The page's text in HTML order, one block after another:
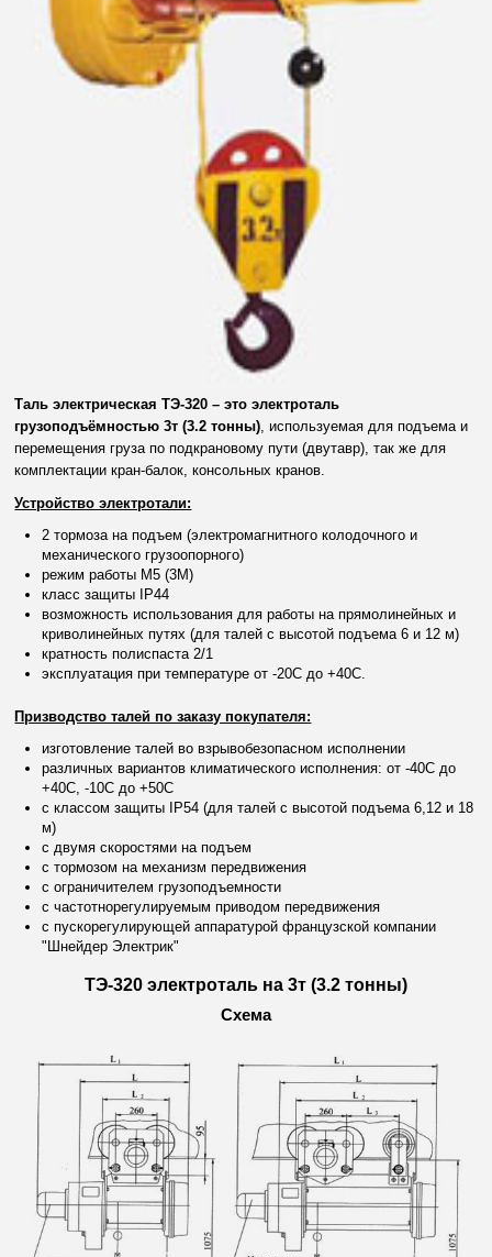
Таль электрическая ТЭ-320 – это электроталь
грузоподъёмностью 3т (3.2 тонны), используемая для подъема и
перемещения груза по подкрановому пути (двутавр), так же для
комплектации кран-балок, консольных кранов.
Устройство электротали:
2 тормоза на подъем(электромагнитного колодочного и
механического грузоопорного)
режим работы М5 (3М)
класс защиты IP44
возможность использования для работы на прямолинейных и
криволинейных путях (для талей с высотой подъема 6 и 12 м)
кратность полиспаста 2/1
эксплуатация при температуре от -20С до +40С.
Призводство талей по заказу покупателя:
изготовление талей во взрывобезопасном исполнении
различных вариантов климатического исполнения:от -40С до
+40С, -10С до +50С
с классом защиты IP54 (для талей с высотой подъема 6,12 и 18
м)
с двумя скоростями на подъем
с тормозом на механизм передвижения
с ограничителем грузоподъемности
с частотнорегулируемым приводом передвижения
с пускорегулирующей аппаратурой французской компании
"Шнейдер Электрик"
ТЭ-320 электроталь на 3т (3.2 тонны)
Схема